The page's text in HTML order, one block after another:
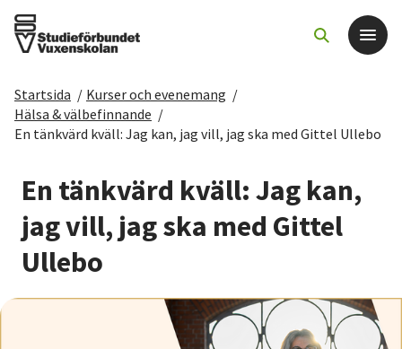
Det här gör vi
Sök kurser och evenemang
Om SV
Startsida / Kurser och evenemang /
Hälsa & välbefinnande /
En tänkvärd kväll: Jag kan, jag vill, jag ska med Gittel Ullebo
En tänkvärd kväll: Jag kan,
jag vill, jag ska med Gittel
Ullebo